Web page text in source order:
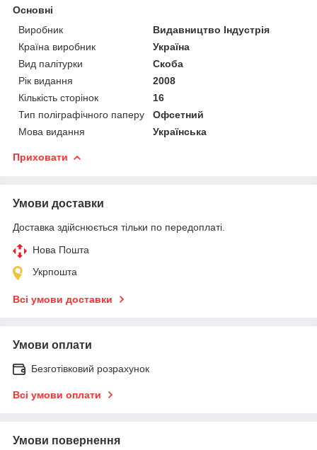
Основні
Виробник
Видавництво Індустрія
Країна виробник
Україна
Вид палітурки
Скоба
Рік видання
2008
Кількість сторінок
16
Тип поліграфічного паперу
Офсетний
Мова видання
Українська
Приховати
Умови доставки
Доставка здійснюється тільки по передоплаті.
Нова Пошта
Укрпошта
Всі умови доставки
Умови оплати
Безготівковий розрахунок
Всі умови оплати
Умови повернення